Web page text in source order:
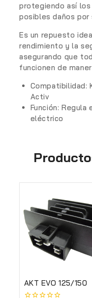
protegiendo así
posibles daños por
Es un repuesto
rendimiento y la
asegurando que
funcionen de
Compatibilidad:
Activ
Función: Regula
eléctrico
AKT EVO 125/150